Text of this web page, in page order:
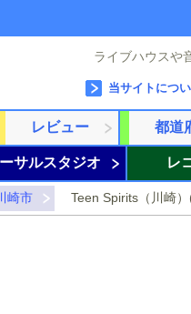
ライブハウスや
当サイトにつ
レビュー 都道
サルスタジオ レ
崎市 Teen Spirits（川崎